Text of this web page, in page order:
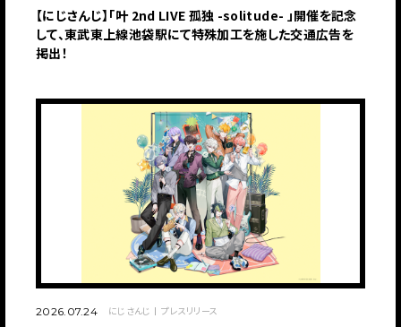
【にじさんじ】「叶 2nd LIVE 孤独 -solitude- 」開催を記念
して、東武東上線池袋駅にて特殊加工を施した交通広告を
掲出！
2026.07.24 にじさんじ プレスリリース